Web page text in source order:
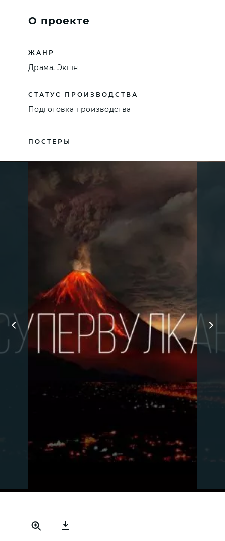
О проекте
ЖАНР
Драма, Экшн
СТАТУС ПРОИЗВОДСТВА
Подготовка производства
ПОСТЕРЫ
960 × 1200